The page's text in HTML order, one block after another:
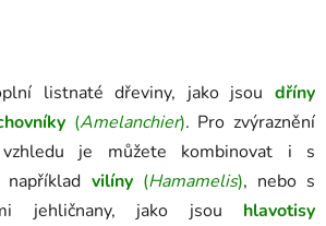
listnaté dřeviny, jako jsou dříny
(Amelanchier). Pro zvýraznění
vzhledu je můžete kombinovat i s
vilíny(Hamamelis), nebo s
jehličnany, jako jsou hlavotisy